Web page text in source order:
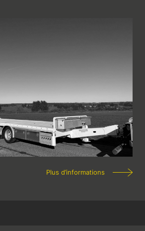
Plus d’informations